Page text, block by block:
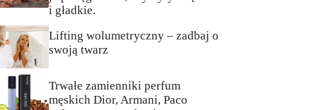
i gładkie.
Lifting wolumetryczny – zadbaj o
swoją twarz
Trwałe zamienniki perfum
męskich Dior, Armani, Paco